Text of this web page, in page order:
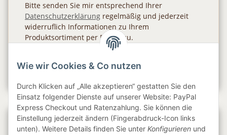
Bitte senden Sie mir entsprechend Ihrer
Datenschutzerklärung regelmäßig und jederzeit
widerruflich Informationen zu Ihrem
Produktsortiment per E-Mail zu.
Gesetzliche Informationen
Wie wir Cookies & Co nutzen
Durch Klicken auf „Alle akzeptieren“ gestatten Sie den
Einsatz folgender Dienste auf unserer Website: PayPal
Express Checkout und Ratenzahlung. Sie können die
Einstellung jederzeit ändern (Fingerabdruck-Icon links
unten). Weitere Details finden Sie unter Konfigurieren und